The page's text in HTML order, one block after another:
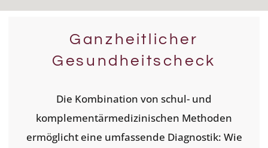
Ganzheitlicher
Gesundheitscheck
Die Kombination von schul- und
komplementärmedizinischen Methoden
ermöglicht eine umfassende Diagnostik: Wie